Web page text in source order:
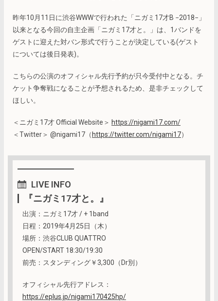
昨年10月11日に渋谷WWWで行われた「ニガミ17才B −2018−」
以来となる今回の自主企画「ニガミ17才と。」は、1バンドを
ゲストに迎えた対バン形式で行うことが決定している(ゲスト
については後日発表)。
こちらの公演のオフィシャル先行予約が只今受付中となる。チ
ケット争奪戦になることが予想されるため、是非チェックして
ほしい。
＜ニガミ17才 Official Website＞ https://nigami17.com/
＜Twitter＞ @nigami17（ https://twitter.com/nigami17）
LIVE INFO
『ニガミ17才と。』
出演：ニガミ17才 / + 1band
日程：2019年4月25日（木）
場所：渋谷CLUB QUATTRO
OPEN/START 18:30/19:30
前売：スタンディング￥3,300（Dr別）
オフィシャル先行アドレス：
https://eplus.jp/nigami170425hp/